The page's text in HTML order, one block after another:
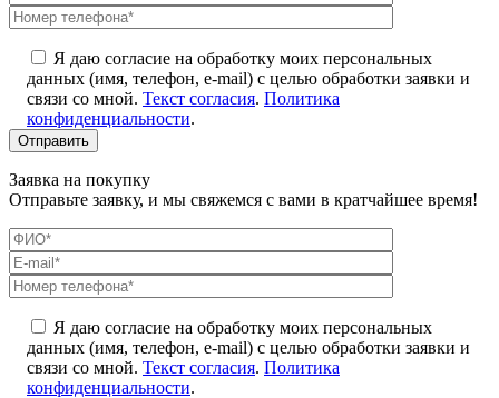
Я даю согласие на обработку моих персональных
данных (имя, телефон, e-mail) с целью обработки заявки и
связи со мной. Текст согласия. Политика
конфиденциальности.
Заявка на покупку
Отправьте заявку, и мы свяжемся с вами в кратчайшее время!
Я даю согласие на обработку моих персональных
данных (имя, телефон, e-mail) с целью обработки заявки и
связи со мной. Текст согласия. Политика
конфиденциальности.